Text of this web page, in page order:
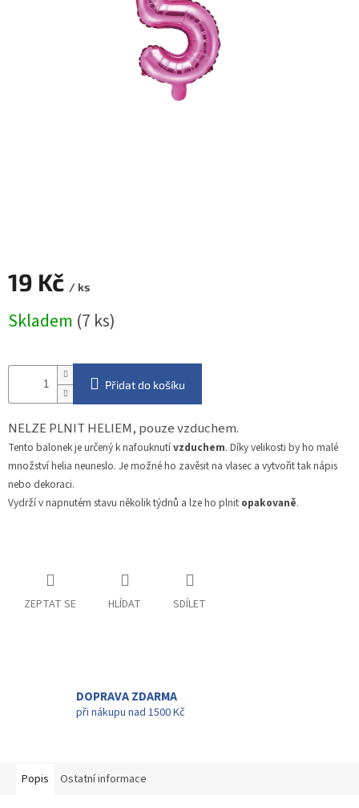
19 Kč / ks
cena:
Skladem (7 ks)
Přidat do košíku
NELZE PLNIT HELIEM, pouze vzduchem.
Tento balonek je určený k nafouknutívzduchem. Díky velikosti by ho malé
množství helia neuneslo. Je možné ho zavěsit na vlasec a vytvořit tak nápis
nebo dekoraci.
Vydrží v napnutém stavu několik týdnů a lze ho plnit opakovaně.
ZEPTAT SE HLÍDAT SDÍLET
DOPRAVA ZDARMA
při nákupu nad 1500 Kč
Popis Ostatní informace